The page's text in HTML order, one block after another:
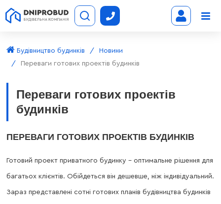
Будівництво будинків
Новини
Переваги готових проектів будинків
Переваги готових проектів
будинків
ПЕРЕВАГИ ГОТОВИХ ПРОЕКТІВ БУДИНКІВ
Готовий проект приватного будинку - оптимальне рішення для
багатьох клієнтів. Обійдеться він дешевше, ніж індивідуальний.
Зараз представлені сотні готових планів будівництва будинків